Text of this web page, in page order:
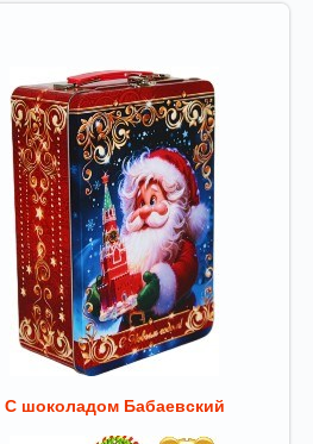
С шоколадом Бабаевский